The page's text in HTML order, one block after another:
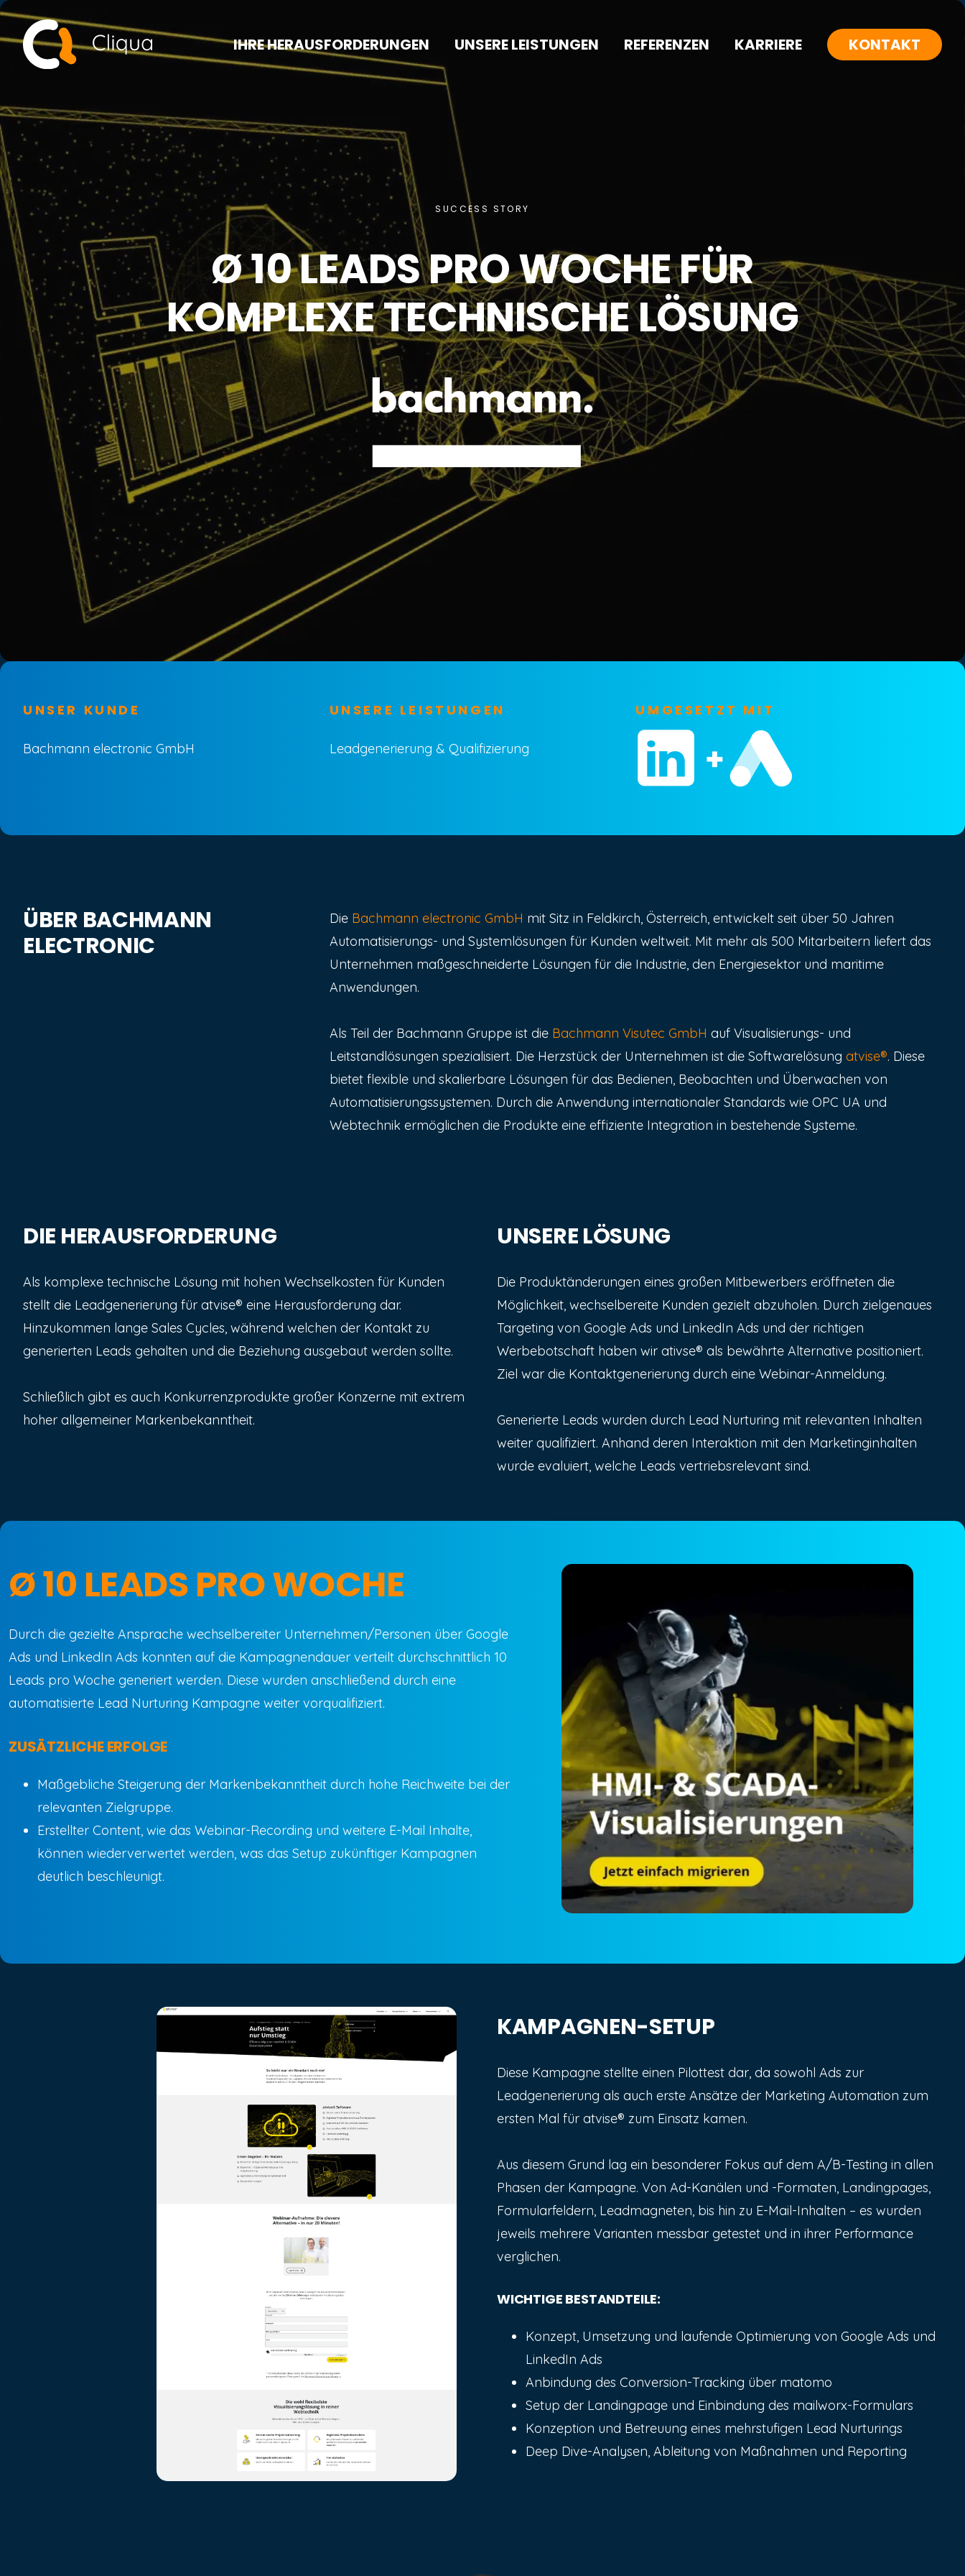
IHRE HERAUSFORDERUNGEN UNSERE LEISTUNGEN REFERENZEN KARRIERE KONTAKT
SUCCESS STORY
Ø 10 LEADS PRO WOCHE FÜR
KOMPLEXE TECHNISCHE LÖSUNG
UNSER KUNDE
Bachmann electronic GmbH
UNSERE LEISTUNGEN
Leadgenerierung & Qualifizierung
UMGESETZT MIT
ÜBER BACHMANN
ELECTRONIC
Die Bachmann electronic GmbH mit Sitz in Feldkirch, Österreich, entwickelt seit über 50 Jahren
Automatisierungs- und Systemlösungen für Kunden weltweit. Mit mehr als 500 Mitarbeitern liefert das
Unternehmen maßgeschneiderte Lösungen für die Industrie, den Energiesektor und maritime
Anwendungen.
Als Teil der Bachmann Gruppe ist die Bachmann Visutec GmbH auf Visualisierungs- und
Leitstandlösungen spezialisiert. Die Herzstück der Unternehmen ist die Softwarelösung atvise®. Diese
bietet flexible und skalierbare Lösungen für das Bedienen, Beobachten und Überwachen von
Automatisierungssystemen. Durch die Anwendung internationaler Standards wie OPC UA und
Webtechnik ermöglichen die Produkte eine effiziente Integration in bestehende Systeme.
DIE HERAUSFORDERUNG
Als komplexe technische Lösung mit hohen Wechselkosten für Kunden
stellt die Leadgenerierung für atvise® eine Herausforderung dar.
Hinzukommen lange Sales Cycles, während welchen der Kontakt zu
generierten Leads gehalten und die Beziehung ausgebaut werden sollte.
Schließlich gibt es auch Konkurrenzprodukte großer Konzerne mit extrem
hoher allgemeiner Markenbekanntheit.
UNSERE LÖSUNG
Die Produktänderungen eines großen Mitbewerbers eröffneten die
Möglichkeit, wechselbereite Kunden gezielt abzuholen. Durch zielgenaues
Targeting von Google Ads und LinkedIn Ads und der richtigen
Werbebotschaft haben wir ativse® als bewährte Alternative positioniert.
Ziel war die Kontaktgenerierung durch eine Webinar-Anmeldung.
Generierte Leads wurden durch Lead Nurturing mit relevanten Inhalten
weiter qualifiziert. Anhand deren Interaktion mit den Marketinginhalten
wurde evaluiert, welche Leads vertriebsrelevant sind.
Ø 10 LEADS PRO WOCHE
Durch die gezielte Ansprache wechselbereiter Unternehmen/Personen über Google
Ads und LinkedIn Ads konnten auf die Kampagnendauer verteilt durchschnittlich 10
Leads pro Woche generiert werden. Diese wurden anschließend durch eine
automatisierte Lead Nurturing Kampagne weiter vorqualifiziert.
ZUSÄTZLICHE ERFOLGE
Maßgebliche Steigerung der Markenbekanntheit durch hohe Reichweite bei der
relevanten Zielgruppe.
Erstellter Content, wie das Webinar-Recording und weitere E-Mail Inhalte,
können wiederverwertet werden, was das Setup zukünftiger Kampagnen
deutlich beschleunigt.
KAMPAGNEN-SETUP
Diese Kampagne stellte einen Pilottest dar, da sowohl Ads zur
Leadgenerierung als auch erste Ansätze der Marketing Automation zum
ersten Mal für atvise® zum Einsatz kamen.
Aus diesem Grund lag ein besonderer Fokus auf dem A/B-Testing in allen
Phasen der Kampagne. Von Ad-Kanälen und -Formaten, Landingpages,
Formularfeldern, Leadmagneten, bis hin zu E-Mail-Inhalten – es wurden
jeweils mehrere Varianten messbar getestet und in ihrer Performance
verglichen.
WICHTIGE BESTANDTEILE:
Konzept, Umsetzung und laufende Optimierung von Google Ads und
LinkedIn Ads
Anbindung des Conversion-Tracking über matomo
Setup der Landingpage und Einbindung des mailworx-Formulars
Konzeption und Betreuung eines mehrstufigen Lead Nurturings
Deep Dive-Analysen, Ableitung von Maßnahmen und Reporting